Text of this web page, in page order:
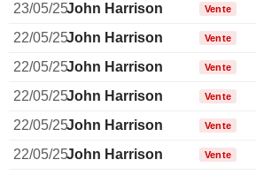
23/05/25John Harrison Vente
22/05/25John Harrison Vente
22/05/25John Harrison Vente
22/05/25John Harrison Vente
22/05/25John Harrison Vente
22/05/25John Harrison Vente